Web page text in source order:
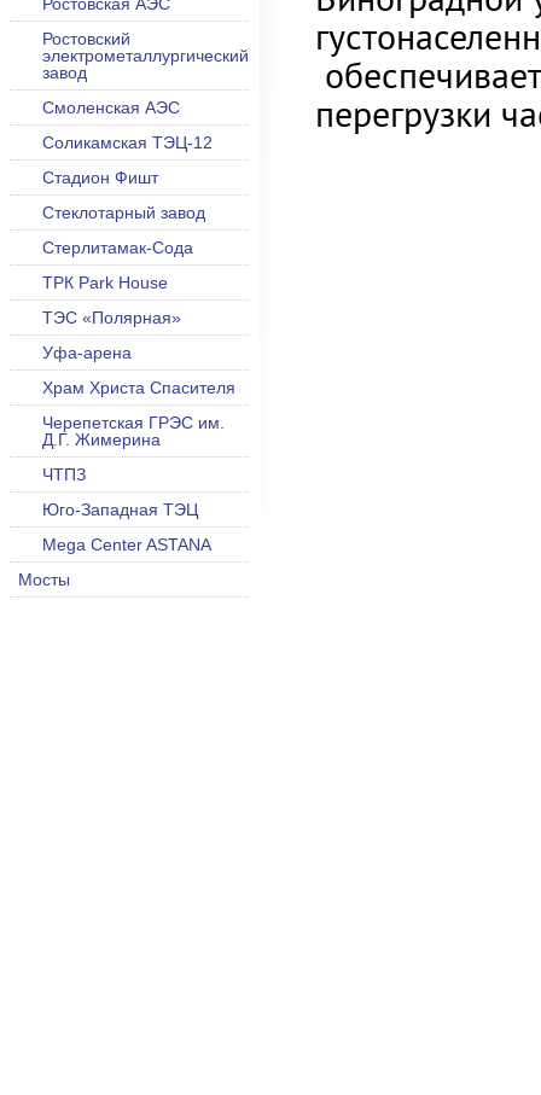
Ростовский
электрометаллургический
завод
Смоленская АЭС
Соликамская ТЭЦ-12
Стадион Фишт
Стеклотарный завод
Стерлитамак-Сода
ТРК Park House
ТЭС «Полярная»
Уфа-арена
Храм Христа Спасителя
Черепетская ГРЭС им.
Д.Г. Жимерина
ЧТПЗ
Юго-Западная ТЭЦ
Mega Center ASTANA
Мосты
перегрузки